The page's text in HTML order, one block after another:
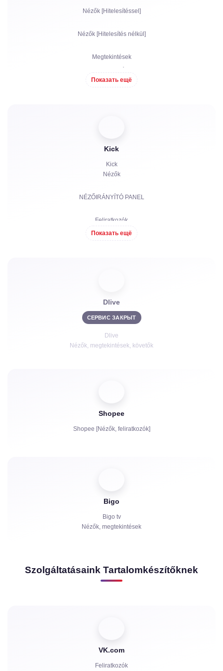
Nézők [Hitelesítéssel]
Nézők [Hitelesítés nélkül]
Megtekintések
Feliratkozók
Показать ещё
Kick
Kick
Nézők
NÉZŐIRÁNYÍTÓ PANEL
Feliratkozók
Показать ещё
Dlive
СЕРВИС ЗАКРЫТ
Dlive
Nézők, megtekintések, követők
Shopee
Shopee [Nézők, feliratkozók]
Bigo
Bigo tv
Nézők, megtekintések
Szolgáltatásaink Tartalomkészítőknek
VK.com
Feliratkozók